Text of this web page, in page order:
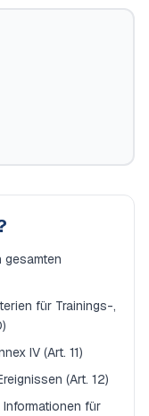
gesamten
für Trainings-,
IV (Art. 11)
(Art. 12)
für